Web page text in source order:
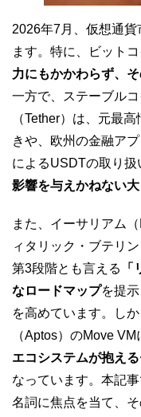
2026年7月、仮想通
ます。特に、ビット
力にもかかわらず、
一方で、ステーブル
（Tether）は、元最
きや、欧州の金融ア
によるUSDTの取り扱
影響を与えかねない
また、イーサリアム
ィタリック・ブテリ
第3段階とも言える
なロードマップを提
を高めています。し
（Aptos）のMove
エコシステムが抱え
なっています。本記
名詞に焦点を当て、